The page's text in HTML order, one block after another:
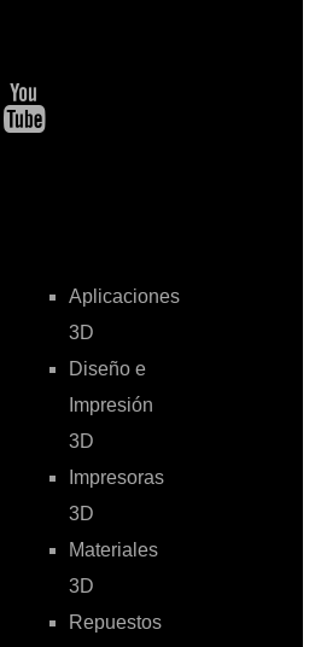
Aplicaciones
3D
Diseño e
Impresión
3D
Impresoras
3D
Materiales
3D
Repuestos